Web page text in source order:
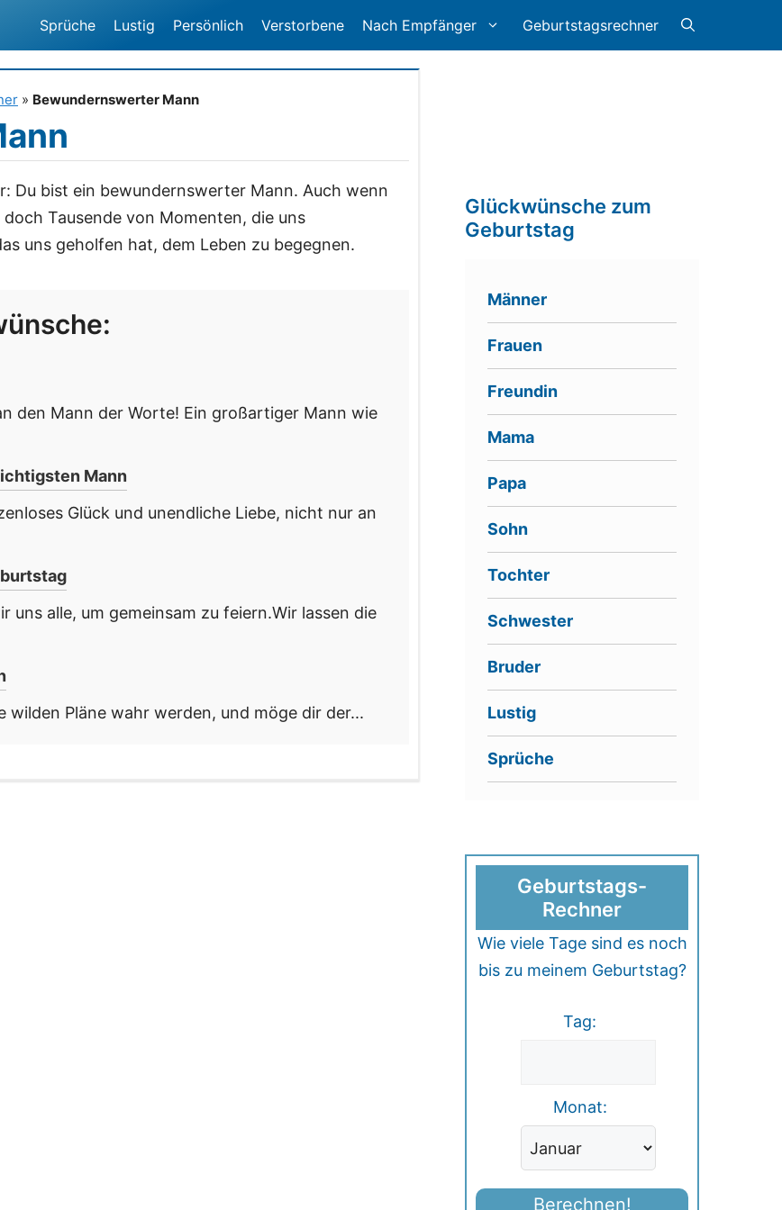
Sprüche Lustig Persönlich Verstorbene Nach Empfänger Geburtstagsrechner
» Bewundernswerter Mann
Du bist ein bewundernswerter Mann. Auch wenn
Tausende von Momenten, die uns
uns geholfen hat, dem Leben zu begegnen.
den Mann der Worte! Ein großartiger Mann wie
Mann
Glück und unendliche Liebe, nicht nur an
uns alle, um gemeinsam zu feiern.Wir lassen die
wilden Pläne wahr werden, und möge dir der...
Glückwünsche zum
Geburtstag
Männer
Frauen
Freundin
Mama
Papa
Sohn
Tochter
Schwester
Bruder
Lustig
Sprüche
Geburtstags-
Rechner
Wie viele Tage sind es noch
bis zu meinem Geburtstag?
Tag:
Monat:
Berechnen!